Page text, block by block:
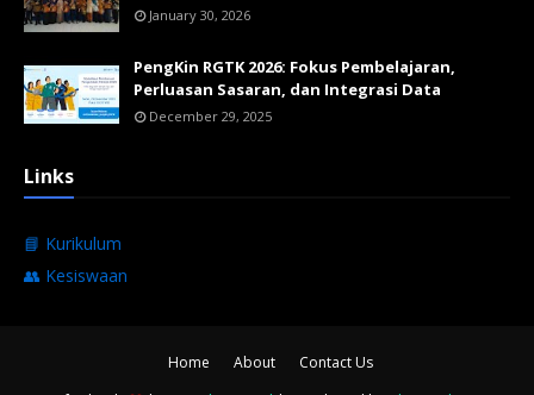
January 30, 2026
PengKin RGTK 2026: Fokus Pembelajaran,
Perluasan Sasaran, dan Integrasi Data
December 29, 2025
Links
📘 Kurikulum
👥 Kesiswaan
Home About
Contact Us